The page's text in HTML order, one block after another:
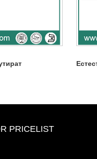
PRICELIST